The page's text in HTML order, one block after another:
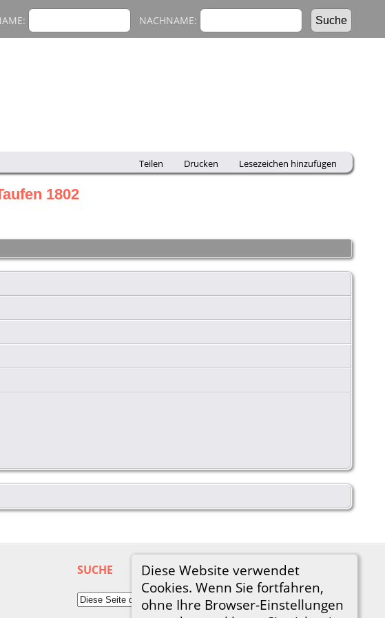
NACHNAME:
Teilen Drucken Lesezeichen hinzufügen
Diese Website verwendet
Cookies. Wenn Sie fortfahren,
ohne Ihre Browser-Einstellungen
1802
SUCHE